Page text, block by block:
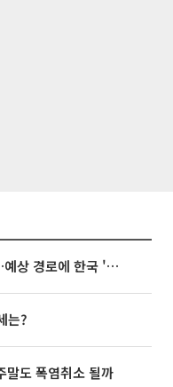
태풍 '돌핀' 이어 '찬홈' 등장…예상 경로에 한국 '한숨'
는?
말도 폭염취소 될까